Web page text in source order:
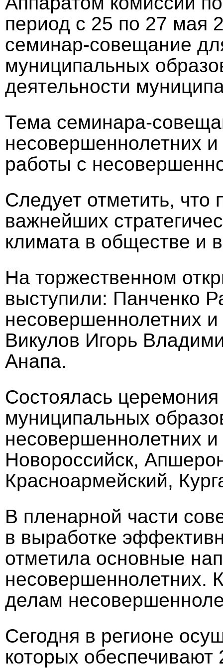
период с 25 по 27 мая
семинар-совещание
муниципальных
деятельности
Тема семинара-
несовершеннолетних
работы с
Следует отметить,
важнейших
климата в обществе и
На торжественном
выступили: Панченко
несовершеннолетних и
Викулов Игорь
Анапа.
Состоялась
муниципальных
несовершеннолетних и
Новороссийск,
Красноармейский,
В пленарной части
в выработке
отметила основные
несовершеннолетних.
делам
Сегодня в регионе
которых